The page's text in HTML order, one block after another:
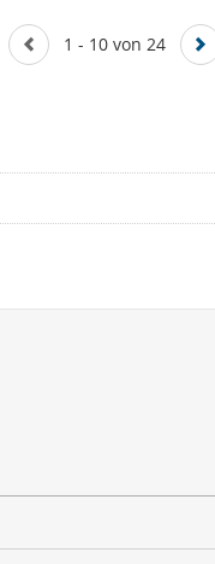
1 - 10 von 24